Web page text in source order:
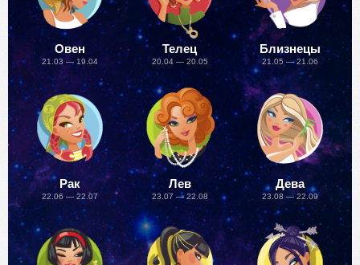
Овен
21.03 — 19.04
Телец
20.04 — 20.05
Близнецы
21.05 — 21.06
Рак
22.06 — 22.07
Лев
23.07 — 22.08
Дева
23.08 — 22.09